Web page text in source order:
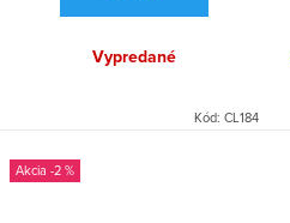
Vypredané
Kód: CL184
-2 %